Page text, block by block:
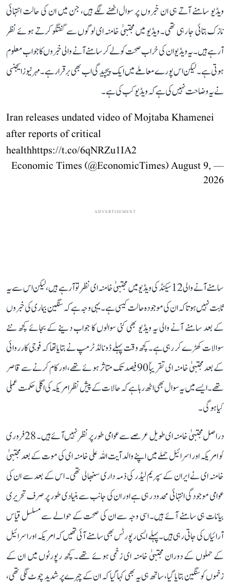
ویڈیو سامنے آتے ہی ان خبروں پر سوال اٹھنے لگے ہیں، جن میں ان کی حالت انتہائی
نازک بتائی جا رہی تھی۔ ویڈیو میں مجتبیٰ خامنہ ای لوگوں سے گفتگو کرتے ہوئے نظر
آرہے ہیں۔ یہ ویڈیو ان کی خراب صحت کو لے کر سامنے آنے والی خبروں کا جواب معلوم
ہوتی ہے۔ لیکن اس پورے معاملے میں ایک پیچیدگی اب بھی برقرار ہے۔ مہر نیوز ایجنسی
نے یہ وضاحت نہیں کی ہے کہ ویڈیو کب کی ہے۔
Iran releases undated video of Mojtaba Khamenei
after reports of critical
healthhttps://t.co/6qNRZu1IA2
— Economic Times (@EconomicTimes)
August 9,
2026
ADVERTISEMENT
سامنے آنے والی 12 سیکنڈ کی ویڈیو میں مجتبیٰ خامنہ ای نظر تو آ رہے ہیں، لیکن اس سے یہ
ثابت نہیں ہوتا کہ ان کی موجودہ حالت کیسی ہے۔ یہی وجہ ہے کہ سنگین بیماری کی خبروں
کے بعد سامنے آنے والی یہ ویڈیو بھی کئی سوالوں کا جواب دینے کے بجائے کچھ نئے
سوالات کھڑے کر رہی ہے۔ کچھ وقت پہلے ڈونالڈ ٹرمپ نے بتایا تھا کہ فوجی کارروائی
کے بعد مجتبیٰ خامنہ ای تقریباً 90 فیصد تک متاثر ہوئے تھے، اور کام کرنے سے قاصر
تھے۔ ایسے میں یہ سوال بھی اٹھ رہا ہے کہ حالات کے پیش نظر امریکہ کی اگلی حکمت عملی
کیا ہوگی۔
دراصل مجتبیٰ خامنہ ای طویل عرصے سے عوامی طور پر نظر نہیں آئے ہیں۔ 28 فروری
کو امریکہ اور اسرائیل حملے میں اپنے والد آیت اللہ علی خامنہ ای کی موت کے بعد مجتبیٰ
خامنہ ای نے ایران کے سپریم لیڈر کی ذمہ داری سنبھالی تھی۔ اس کے بعد سے ان کی
عوامی موجودگی انتہائی محدود رہی ہے اور ان کی جانب سے بنیادی طور پر صرف تحریری
بیانات ہی سامنے آئے ہیں۔ اسی وجہ سے ان کی صحت کے حوالے سے مسلسل قیاس
آرائیاں کی جاتی رہی ہیں۔ پہلے ایسی رپورٹس بھی سامنے آئی تھیں کہ امریکہ اور اسرائیل
کے حملوں کے دوران مجتبیٰ خامنہ ای زخمی ہوئے تھے۔ کچھ رپورٹوں میں ان کے
زخموں کو سنگین بتایا گیا، ساتھ ہی یہ بھی کہا گیا کہ ان کے چہرے پر شدید چوٹ لگی تھی،